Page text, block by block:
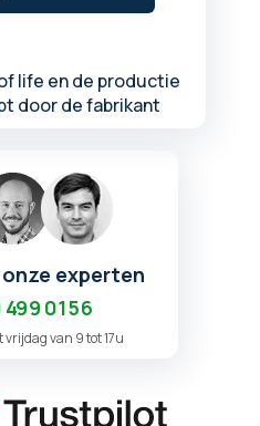
life en de productie
door de fabrikant
experten
01 56
van 9 tot 17u